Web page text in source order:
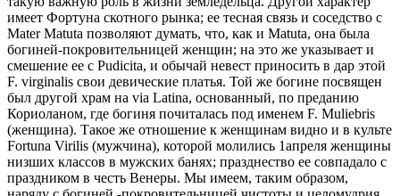
имеет Фортуна скотного рынка; ее тесная связь и соседство с
Mater Matuta позволяют думать, что, как и Matuta, она была
богиней-покровительницей женщин; на это же указывает и
смешение ее с Рudicita, и обычай невест приносить в дар этой
F. virginalis свои девические платья. Той же богине посвящен
был другой храм на via Latina, основанный, по преданию
Коpиoланом, где богиня почиталась под именем F. Muliebris
(женщина). Такое же отношение к женщинам видно и в культе
Fortuna Virilis (мужчина), которой молились 1апреля женщины
низших классов в мужских банях; празднество ее совпадало с
праздником в честь Венеры. Мы имеем, таким образом,